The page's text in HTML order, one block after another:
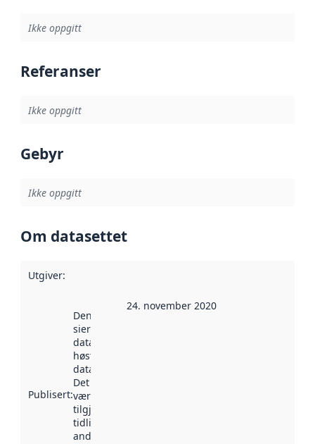
Ikke oppgitt
Referanser
Ikke oppgitt
Gebyr
Ikke oppgitt
Om datasettet
Utgiver:
Publisert:
Denne datoen
sier når
datasettet ble
høstet av
data.norge.no.
Det kan ha
vært
tilgjengelig
tidligere
andre steder.
24. november 2020